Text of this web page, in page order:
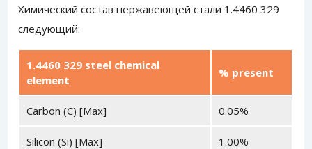
Химический состав нержавеющей стали 1.4460 329
следующий:
1.4460 329 steel chemical
element
% present
Carbon (C) [Max] 0.05%
Silicon (Si) [Max] 1.00%